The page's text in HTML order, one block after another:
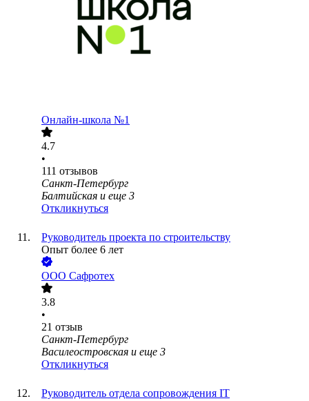
Онлайн-школа №1
4.7
•
111 отзывов
Санкт-Петербург
Балтийская и еще 3
Откликнуться
Руководитель проекта по строительству
Опыт более 6 лет
ООО Сафротех
3.8
•
21 отзыв
Санкт-Петербург
Василеостровская и еще 3
Откликнуться
Руководитель отдела сопровождения IT